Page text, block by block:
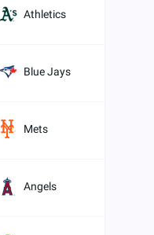
Athletics
Blue Jays
Mets
Angels